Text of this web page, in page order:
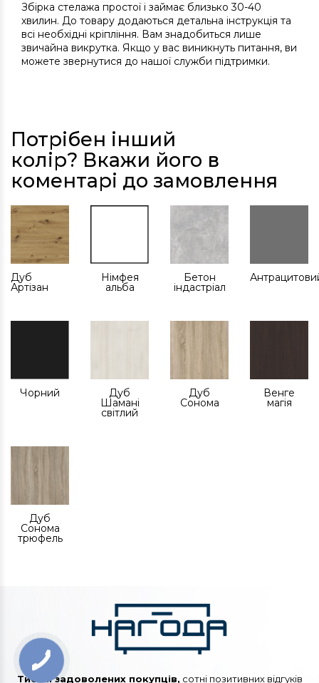
Збірка стелажа простої і займає близько 30-40
хвилин. До товару додаються детальна інструкція та
всі необхідні кріпління. Вам знадобиться лише
звичайна викрутка. Якщо у вас виникнуть питання, ви
можете звернутися до нашої служби підтримки.
Потрібен інший
колір? Вкажи його в
коментарі до замовлення
Дуб
Артізан
Німфея
альба
Бетон
індастріал
Чорний Дуб
Шамані
світлий
Дуб
Сонома
Венге
магія
Дуб
Сонома
трюфель
Тисячі задоволених покупців, сотні позитивних відгуків